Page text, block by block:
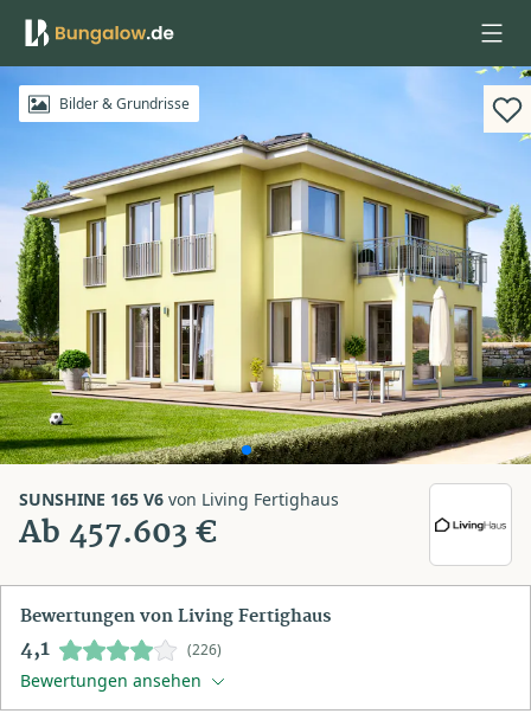
Anmelden
Bilder & Grundrisse
SUNSHINE 165 V6 von Living Fertighaus
Ab 457.603 €
Bewertungen von Living Fertighaus
4,1 (226)
Bewertungen ansehen